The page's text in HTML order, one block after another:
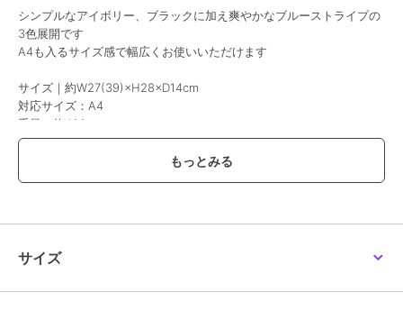
シンプルなアイボリー、ブラックに加え爽やかなブルーストライプの
3色展開です
A4も入るサイズ感で幅広くお使いいただけます
サイズ｜約W27(39)×H28×D14cm
対応サイズ：A4
重量：約400g
持ち手長さ：約52cm
仕様｜ファスナー式開閉
この商品は無料ギフトサービスの対象商品です
サイズ